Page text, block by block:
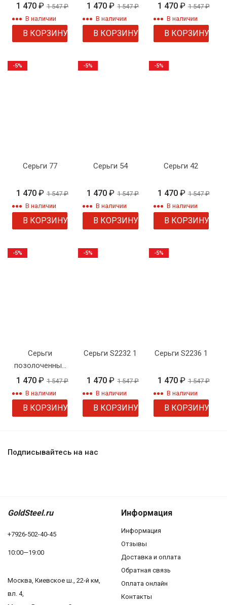
1 470 ₽ 1 547₽
В наличии
В КОРЗИНУ
1 470₽ 1 547₽
В наличии
В КОРЗИНУ
1 470 ₽ 1 547₽
В наличии
В КОРЗИНУ
Серьги 77
1 470 ₽ 1 547₽
В наличии
В КОРЗИНУ
-5%
Серьги 54
1 470₽ 1 547₽
В наличии
В КОРЗИНУ
-5%
Серьги 42
1 470 ₽ 1 547₽
В наличии
В КОРЗИНУ
-5%
Серьги
позолоченные
с камнем 2 1 2
1
1 470 ₽ 1 547₽
В наличии
В КОРЗИНУ
-5%
Серьги S2232 1
1 470₽ 1 547₽
В наличии
В КОРЗИНУ
-5%
Серьги S2236 1
1 470 ₽ 1 547₽
В наличии
В КОРЗИНУ
-5%
Подписывайтесь на нас
GoldSteel.ru
+7926-502-40-45
10:00—19:00
Москва, Киевское ш., 22-й км,
вл. 4,
Информация
Информация
Отзывы
Доставка и оплата
Обратная связь
Оплата онлайн
Контакты